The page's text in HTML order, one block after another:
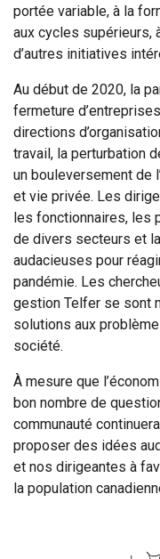
portée variable, à la
aux cycles supérieurs,
d’autres initiatives
Au début de 2020, la
fermeture
directions
travail, la perturbation
un bouleversement de
et vie privée. Les
les fonctionnaires,
de divers secteurs et
audacieuses pour
pandémie. Les
gestion Telfer se sont
solutions aux
société.
À mesure que
bon nombre de
communauté
proposer des idées
et nos dirigeantes à
la population